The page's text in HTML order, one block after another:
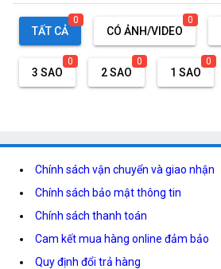
TẤT CẢ
0
CÓ ẢNH/VIDEO
0
3 SAO
0
2 SAO
0
1 SAO
0
Chính sách vận chuyển và giao nhận
Chính sách bảo mật thông tin
Chính sách thanh toán
Cam kết mua hàng online đảm bảo
Quy định đổi trả hàng